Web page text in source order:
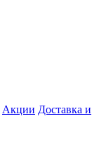
Акции Доставка и